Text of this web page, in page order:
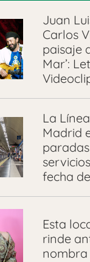
Juan
Carlos
paisaje
Mar’:
La
Madrid
fecha
Esta
rinde